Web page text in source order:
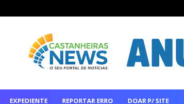
EXPEDIENTE REPORTAR ERRO DOAR P/ SITE